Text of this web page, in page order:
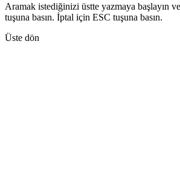
Aramak istediğinizi üstte yazmaya başlayın
tuşuna basın. İptal için ESC tuşuna basın.
Üste dön